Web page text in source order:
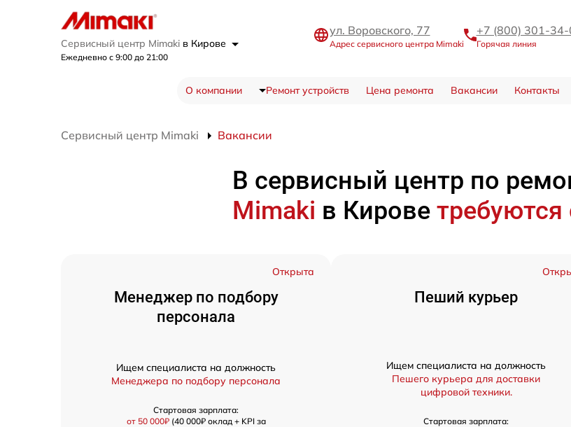
Сервисный центр Mimaki в Кирове
Ежедневно с 9:00 до 21:00
ул. Воровского, 77
Адрес сервисного центра Mimaki
+7 (800) 301-
Горячая линия
О компании Ремонт устройств Цена ремонта Вакансии Контакты
Сервисный центр Mimaki Вакансии
В сервисный центр по
Mimaki в Кирове требуются
Открыта
Менеджер по подбору
персонала
Ищем специалиста на должность
Менеджера по подбору персонала
Стартовая зарплата:
от 50 000₽(40 000₽ оклад + KPI за
Пеший курьер
Ищем специалиста на должность
Пешего курьера для доставки
цифровой техники.
Стартовая зарплата: